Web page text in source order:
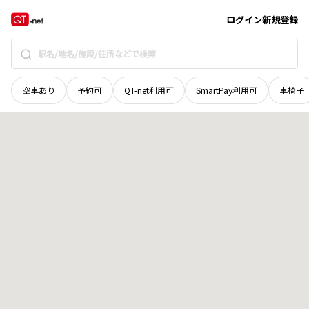
ログイン新規登録
空車あり 予約可 QT-net利用可 SmartPay利用可 車椅子
愛媛県